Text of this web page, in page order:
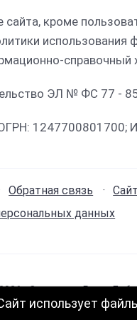
кроме
использования
справочный
ЭЛ № ФС 77 -
1247700801700;
Обратная связь
данных
· Сделано вРунетЛаб
использует